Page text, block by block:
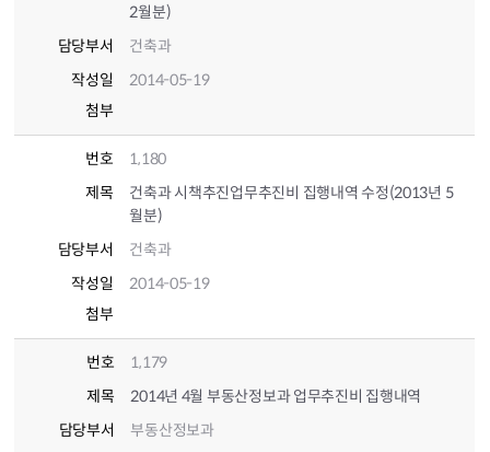
2월분)
담당부서
건축과
작성일
2014-05-19
첨부
번호
1,180
제목
건축과 시책추진업무추진비 집행내역 수정(2013년 5
월분)
담당부서
건축과
작성일
2014-05-19
첨부
번호
1,179
제목
2014년 4월 부동산정보과 업무추진비 집행내역
담당부서
부동산정보과